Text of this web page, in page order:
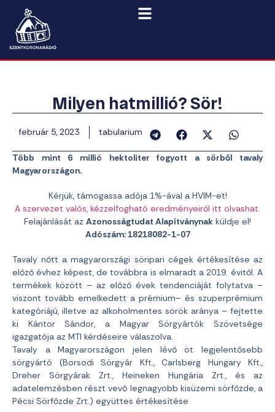
Milyen hatmillió? Sör!
február 5, 2023 tabularium
Több mint 6 millió hektoliter fogyott a sörből tavaly
Magyarországon.
Kérjük, támogassa adója 1%-ával a HVIM-et!
A szervezet valós, kézzelfogható eredményeiről itt olvashat.
Felajánlását az Azonosságtudat Alapítványnak küldje el!
Adószám: 18218082-1-07
Tavaly nőtt a magyarországi söripari cégek értékesítése az
előző évhez képest, de továbbra is elmaradt a 2019. évitől. A
termékek között – az előző évek tendenciáját folytatva –
viszont tovább emelkedett a prémium– és szuperprémium
kategóriájú, illetve az alkoholmentes sörök aránya – fejtette
ki Kántor Sándor, a Magyar Sörgyártók Szövetsége
igazgatója az MTI kérdéseire válaszolva.
Tavaly a Magyarországon jelen lévő öt legjelentősebb
sörgyártó (Borsodi Sörgyár Kft., Carlsberg Hungary Kft.,
Dreher Sörgyárak Zrt., Heineken Hungária Zrt., és az
adatelemzésben részt vevő legnagyobb kisüzemi sörfőzde, a
Pécsi Sörfőzde Zrt.) együttes értékesítése